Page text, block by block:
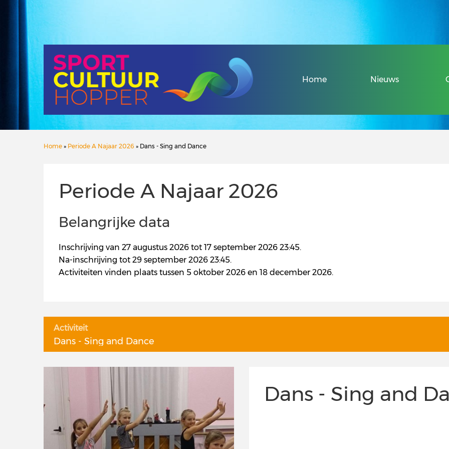
Home Nieuws
Over de Sport-
Home » Periode A Najaar 2026 » Dans - Sing and Dance
Periode A Najaar 2026
Belangrijke data
Inschrijving van 27 augustus 2026 tot 17 september 2026 23:45.
Na-inschrijving tot 29 september 2026 23:45.
Activiteiten vinden plaats tussen 5 oktober 2026 en 18 december 2026.
Activiteit
Dans - Sing and Dance
Dans - Sing and